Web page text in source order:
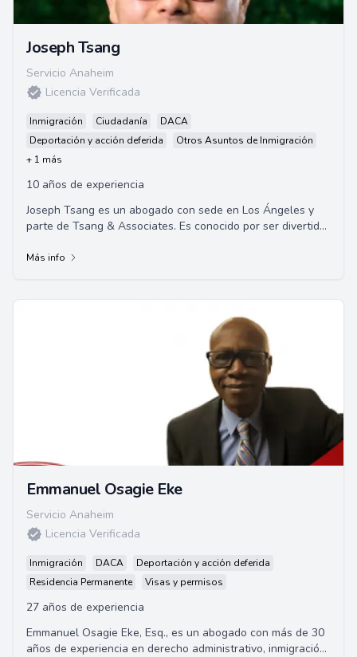
Joseph Tsang
Servicio Anaheim
Licencia Verificada
Inmigración Ciudadanía
DACA
Deportación y acción deferida
Otros Asuntos de Inmigración
+ 1 más
10 años de experiencia
Joseph Tsang es un abogado con sede en Los Ángeles y
parte de Tsang & Associates. Es conocido por ser divertido,
Más info
Emmanuel Osagie Eke
Servicio Anaheim
Licencia Verificada
Inmigración DACA
Deportación y acción deferida
Residencia Permanente
Visas y permisos
27 años de experiencia
Emmanuel Osagie Eke, Esq., es un abogado con más de 30
años de experiencia en derecho administrativo, inmigración,